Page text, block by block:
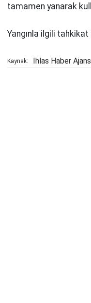
tamamen yanarak
Yangınla ilgili tahkikat
Kaynak: İhlas Haber